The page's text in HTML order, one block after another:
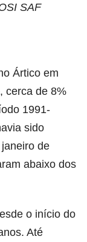
SAF
Ártico em
cerca de 8%
1991-
sido
de
abaixo dos
o início do
Até